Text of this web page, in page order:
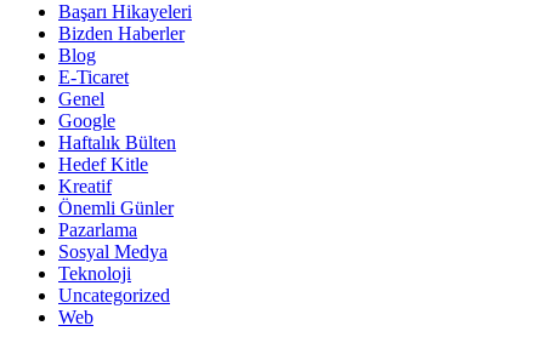
Başarı Hikayeleri
Bizden Haberler
Blog
E-Ticaret
Genel
Google
Haftalık Bülten
Hedef Kitle
Kreatif
Önemli Günler
Pazarlama
Sosyal Medya
Teknoloji
Uncategorized
Web